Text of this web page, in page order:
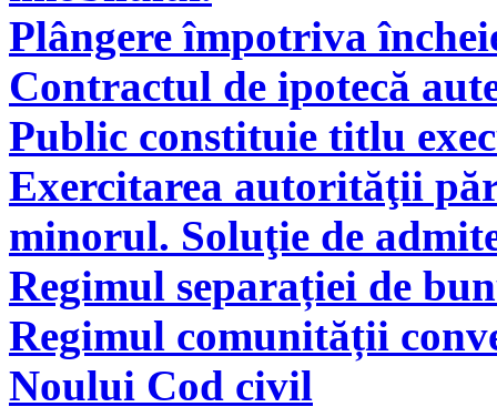
Plângere împotriva
Contractul de ipotecă
Public constituie titlu
Exercitarea autorităţii
minorul. Soluţie de
Regimul separației de
Regimul comunității
Noului Cod civil